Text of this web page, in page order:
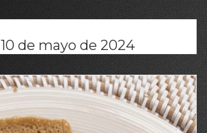
10 de mayo de 2024